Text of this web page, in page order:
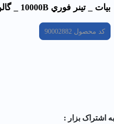
بيات _ تينر فوري 10000B _ گالن
کد محصول90002882
به اشتراک بزار :